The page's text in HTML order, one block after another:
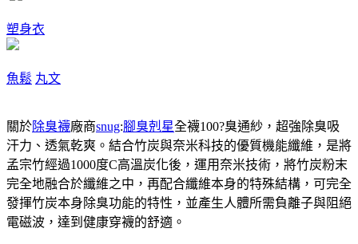
塑身衣
魚鬆 丸文
關於除臭襪廠商snug:腳臭剋星全襪100?臭通紗，超強除臭吸
汗力、透氣乾爽。結合竹炭與奈米科技的優質機能纖維，是將
孟宗竹經過1000度C高溫炭化後，運用奈米技術，將竹炭粉末
完全地融合於纖維之中，再配合纖維本身的特殊結構，可完全
發揮竹炭本身除臭功能的特性，並產生人體所需負離子與阻絕
電磁波，達到健康穿襪的舒適。